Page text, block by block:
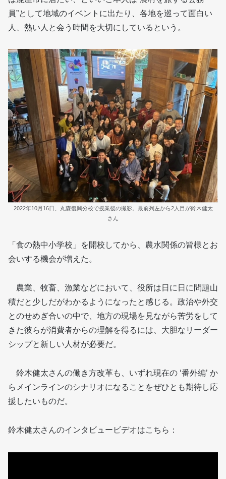
員”として地域のイベントに出たり、各地を巡って面白い
人、熱い人と会う時間を大切にしているという。
2022年10月16日、丸森復興分校で授業後の撮影。最前列左から2人目が鈴木健太
さん
「食の熱中小学校」を開校してから、農水関係の皆様とお
会いする機会が増えた。
農業、牧畜、漁業などにおいて、役所は日に日に問題山
積だと少しだがわかるようになったと感じる。政治や外交
とのせめぎ合いの中で、地方の現場を見ながら苦労をして
きた彼らが消費者からの理解を得るには、大胆なリーダー
シップと新しい人材が必要だ。
鈴木健太さんの働き方改革も、いずれ現在の ‘番外編’ か
らメインラインのシナリオになることをぜひとも期待し応
援したいものだ。
鈴木健太さんのインタビュービデオはこちら：